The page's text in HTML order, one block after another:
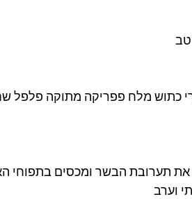
כתוש מלח פפריקה מתוקה פלפל
תערובת הבשר ומכסים בתפוחי
וערב